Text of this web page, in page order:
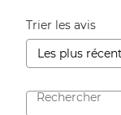
Trier les avis